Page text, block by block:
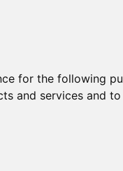
for the following
and services and